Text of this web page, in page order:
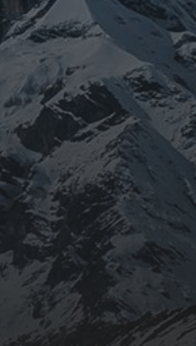
Allgemeines
Auf ein Wort
Aus der Region
Chor 2020
Chöre
ChorVerband NRW
Das Konzept
Mein Hobby
Meisterschaften
Notenbeispiele
Slider
Yachtcharter De Driesprong